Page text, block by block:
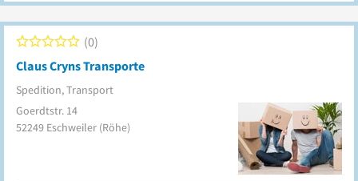
Claus Cryns Transporte
Spedition, Transport
0
Goerdtstr. 14
52249 Eschweiler (Röhe)